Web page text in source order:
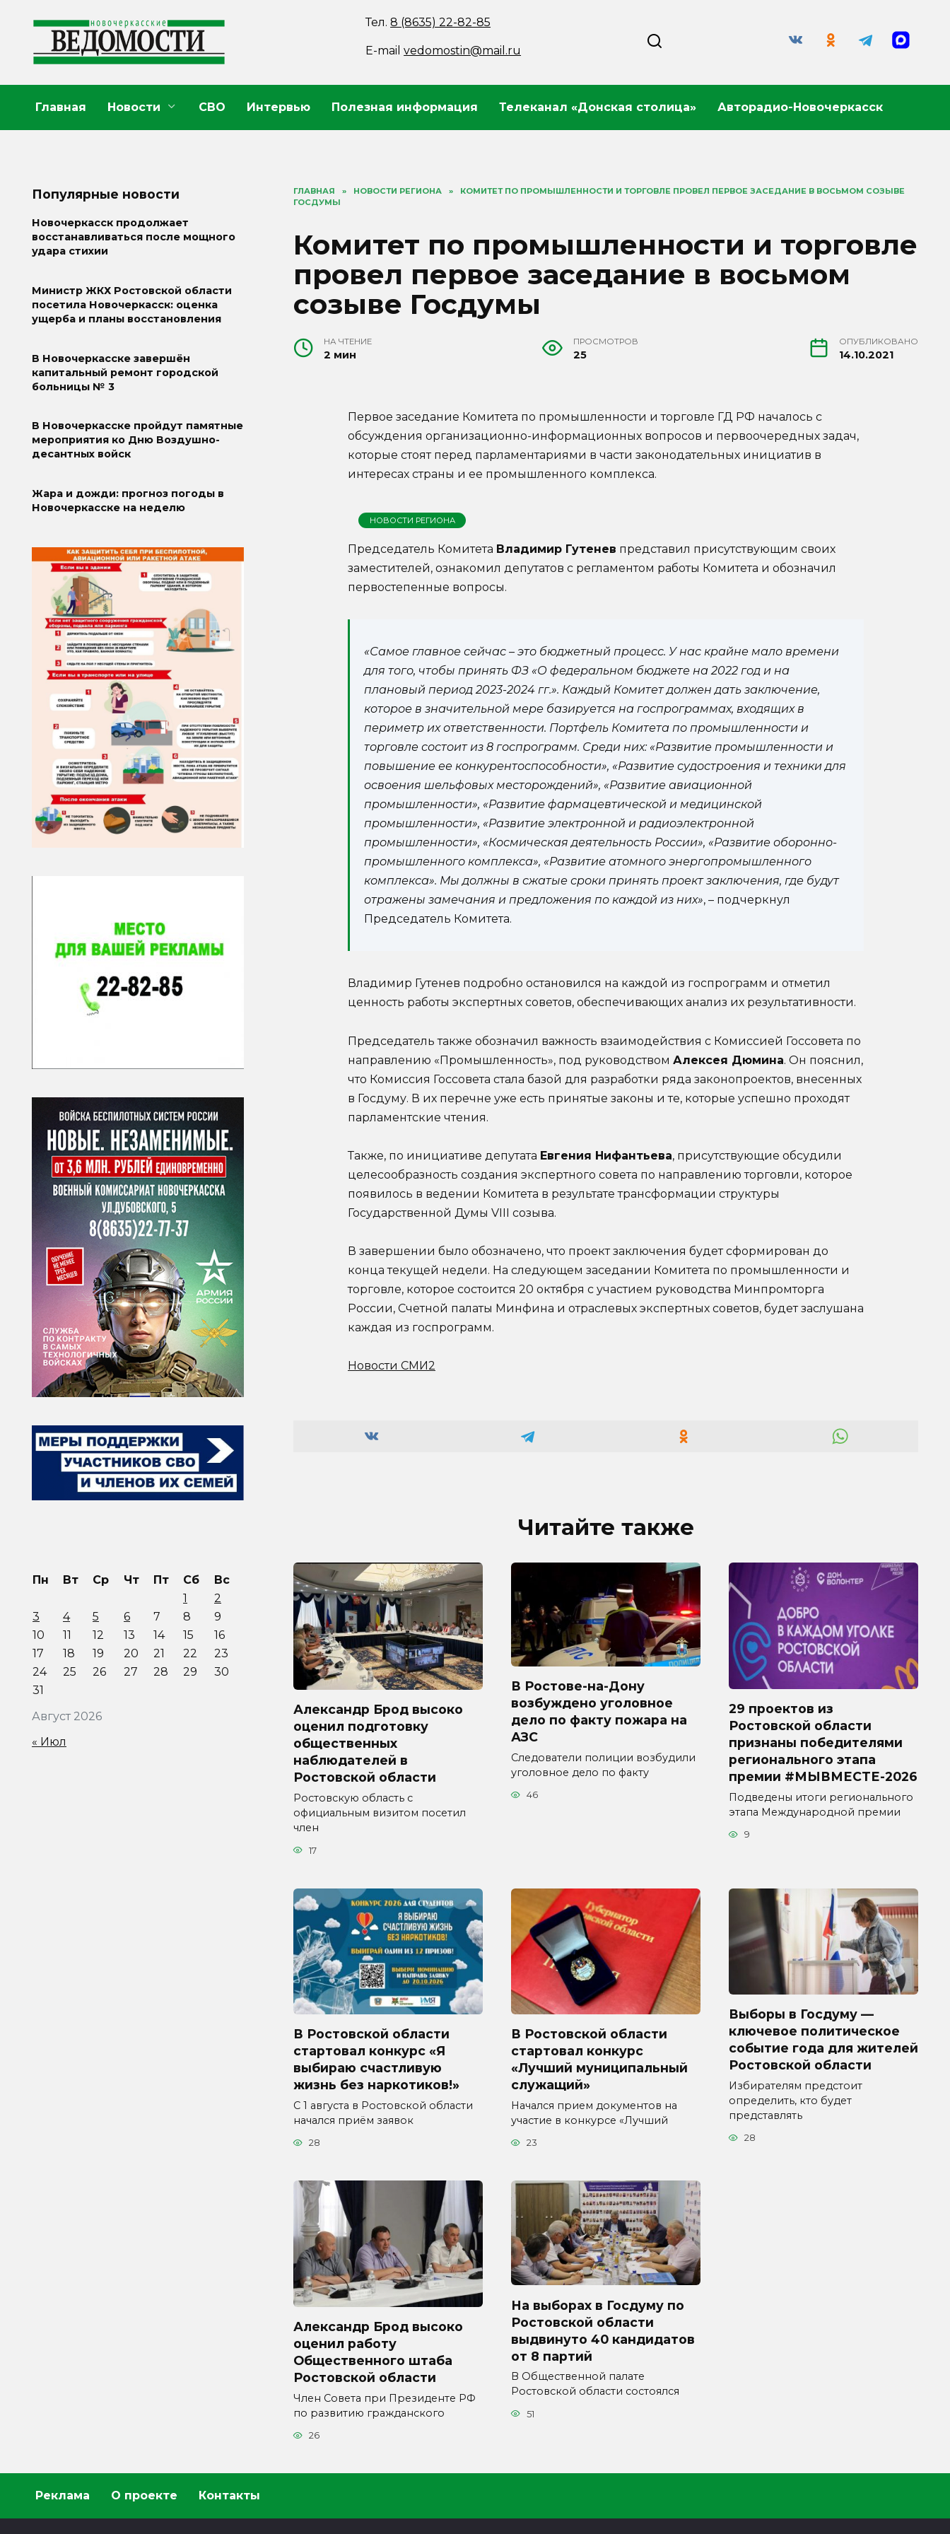
содержанию
Тел.8 (8635) 22-82-85
E-mailvedomostin@mail.ru
Главная Новости СВО Интервью Полезная информация Телеканал «Донская столица» Авторадио-Новочеркасск
ГЛАВНАЯ » НОВОСТИ РЕГИОНА »
КОМИТЕТ ПО ПРОМЫШЛЕННОСТИ И ТОРГОВЛЕ ПРОВЕЛ ПЕРВОЕ ЗАСЕДАНИЕ В ВОСЬМОМ СОЗЫВЕ
ГОСДУМЫ
Комитет по промышленности и торговле
провел первое заседание в восьмом
созыве Госдумы
НА ЧТЕНИЕ
2 мин
ПРОСМОТРОВ
25
ОПУБЛИКОВАНО
14.10.2021
Первое заседание Комитета по промышленности и торговле ГД РФ началось с
обсуждения организационно-информационных вопросов и первоочередных задач,
которые стоят перед парламентариями в части законодательных инициатив в
интересах страны и ее промышленного комплекса.
НОВОСТИ РЕГИОНА
Председатель Комитета Владимир Гутенев представил присутствующим своих
заместителей, ознакомил депутатов с регламентом работы Комитета и обозначил
первостепенные вопросы.
«Самое главное сейчас – это бюджетный процесс. У нас крайне мало времени
для того, чтобы принять ФЗ «О федеральном бюджете на 2022 год и на
плановый период 2023-2024 гг.». Каждый Комитет должен дать заключение,
которое в значительной мере базируется на госпрограммах, входящих в
периметр их ответственности. Портфель Комитета по промышленности и
торговле состоит из 8 госпрограмм. Среди них: «Развитие промышленности и
повышение ее конкурентоспособности», «Развитие судостроения и техники для
освоения шельфовых месторождений», «Развитие авиационной
промышленности», «Развитие фармацевтической и медицинской
промышленности», «Развитие электронной и радиоэлектронной
промышленности», «Космическая деятельность России», «Развитие оборонно-
промышленного комплекса», «Развитие атомного энергопромышленного
комплекса». Мы должны в сжатые сроки принять проект заключения, где будут
отражены замечания и предложения по каждой из них», – подчеркнул
Председатель Комитета.
Владимир Гутенев подробно остановился на каждой из госпрограмм и отметил
ценность работы экспертных советов, обеспечивающих анализ их результативности.
Председатель также обозначил важность взаимодействия с Комиссией Госсовета по
направлению «Промышленность», под руководством Алексея Дюмина. Он пояснил,
что Комиссия Госсовета стала базой для разработки ряда законопроектов, внесенных
в Госдуму. В их перечне уже есть принятые законы и те, которые успешно проходят
парламентские чтения.
Также, по инициативе депутата Евгения Нифантьева, присутствующие обсудили
целесообразность создания экспертного совета по направлению торговли, которое
появилось в ведении Комитета в результате трансформации структуры
Государственной Думы VIII созыва.
В завершении было обозначено, что проект заключения будет сформирован до
конца текущей недели. На следующем заседании Комитета по промышленности и
торговле, которое состоится 20 октября с участием руководства Минпромторга
России, Счетной палаты Минфина и отраслевых экспертных советов, будет заслушана
каждая из госпрограмм.
Новости СМИ2
Читайте также
Александр Брод высоко
оценил подготовку
общественных
наблюдателей в
Ростовской области
Ростовскую область с
официальным визитом посетил
член
17
В Ростове-на-Дону
возбуждено уголовное
дело по факту пожара на
АЗС
Следователи полиции возбудили
уголовное дело по факту
46
29 проектов из
Ростовской области
признаны победителями
регионального этапа
премии #МЫВМЕСТЕ-2026
Подведены итоги регионального
этапа Международной премии
9
В Ростовской области
стартовал конкурс «Я
выбираю счастливую
жизнь без наркотиков!»
С 1 августа в Ростовской области
начался приём заявок
28
В Ростовской области
стартовал конкурс
«Лучший муниципальный
служащий»
Начался прием документов на
участие в конкурсе «Лучший
23
Выборы в Госдуму —
ключевое политическое
событие года для жителей
Ростовской области
Избирателям предстоит
определить, кто будет
представлять
28
Александр Брод высоко
оценил работу
Общественного штаба
Ростовской области
Член Совета при Президенте РФ
по развитию гражданского
26
На выборах в Госдуму по
Ростовской области
выдвинуто 40 кандидатов
от 8 партий
В Общественной палате
Ростовской области состоялся
51
Популярные новости
Новочеркасск продолжает
восстанавливаться после мощного
удара стихии
Министр ЖКХ Ростовской области
посетила Новочеркасск: оценка
ущерба и планы восстановления
В Новочеркасске завершён
капитальный ремонт городской
больницы № 3
В Новочеркасске пройдут памятные
мероприятия ко Дню Воздушно-
десантных войск
Жара и дожди: прогноз погоды в
Новочеркасске на неделю
Август 2026
Пн Вт Ср Чт Пт Сб
Вс
1
2
3
4 5 6 7 8
9
10
11 12 13 14 15
16
17
18 19 20 21 22
23
24
25 26 27 28 29
30
31
« Июл
Реклама О проекте Контакты